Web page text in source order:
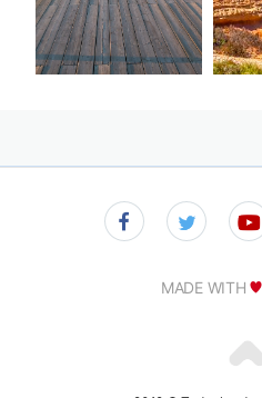
MADE WITH